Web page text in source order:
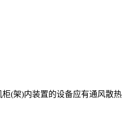
(架)内装置的设备应有通风散热